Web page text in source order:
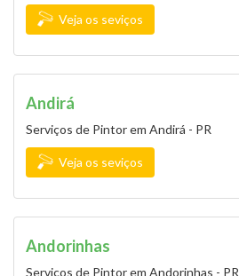
Veja os seviços
Andirá
Serviços de Pintor em Andirá - PR
Veja os seviços
Andorinhas
Serviços de Pintor em Andorinhas - PR